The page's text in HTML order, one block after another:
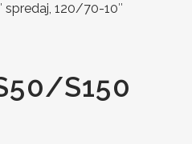
spredaj, 120/70-10″
S150